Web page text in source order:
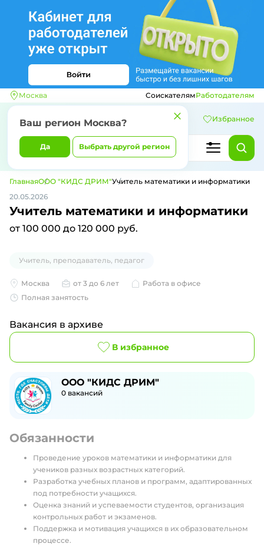
Москва
Ваш регион Москва?
Да Выбрать другой регион
СоискателямРаботодателям
Избранное
ГлавнаяООО "КИДС ДРИМ"Учитель математики и информатики
20.05.2026
Учитель математики и информатики
от 100 000 до 120 000 руб.
Учитель, преподаватель, педагог
Москва от 3 до 6 лет
Работа в офисе
Полная занятость
Вакансия в архиве
В избранное
ООО "КИДС ДРИМ"
0 вакансий
Обязанности
Проведение уроков математики и информатики для
учеников разных возрастных категорий.
Разработка учебных планов и программ, адаптированных
под потребности учащихся.
Оценка знаний и успеваемости студентов, организация
контрольных работ и экзаменов.
Поддержка и мотивация учащихся в их образовательном
процессе.